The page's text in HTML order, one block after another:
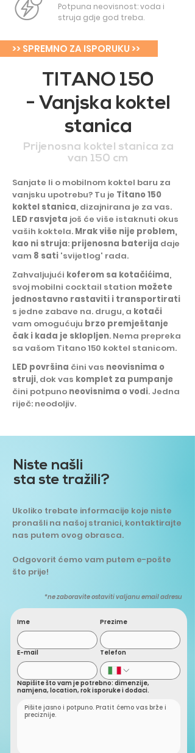
Potpuna neovisnost: voda i
struja gdje god treba.
>> SPREMNO ZA ISPORUKU >>
TITANO 150
- Vanjska koktel
stanica
Prijenosna koktel stanica za
van 150 cm
Sanjate li o mobilnom koktel baru za
vanjsku upotrebu? Tu je Titano 150
koktel stanica, dizajnirana je za vas.
LED rasvjeta još će više istaknuti okus
vaših koktela. Mrak više nije problem,
kao ni struja: prijenosna baterija daje
vam 8 sati 'svijetlog' rada.
Zahvaljujući koferom sa kotačićima,
svoj mobilni cocktail station možete
jednostavno rastaviti i transportirati
s jedne zabave na. drugu, a kotači
vam omogućuju brzo premještanje
čak i kada je sklopljen. Nema prepreka
sa vašom Titano 150 koktel stanicom.
LED površina čini vas neovisnima o
struji, dok vas komplet za pumpanje
čini potpuno neovisnima o vodi. Jedna
riječ: neodoljiv.
Niste našli
sta ste tražili?
Ukoliko trebate informacije koje niste
pronašli na našoj stranici, kontaktirajte
nas putem ovog obrasca.
Odgovorit ćemo vam putem e-pošte
što prije!
*ne zaboravite ostaviti valjanu email adresu
Ime Prezime
E-mail Telefon
Napišite što vam je potrebno: dimenzije,
namjena, location, rok isporuke i dodaci.